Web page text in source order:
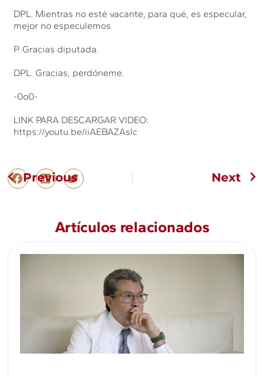
DPL. Mientras no esté vacante, para qué, es especular,
mejor no especulemos.
P. Gracias diputada.
DPL. Gracias, perdóneme.
-0o0-
LINK PARA DESCARGAR VIDEO:
https://youtu.be/iiAEBAZAsIc
Previous Next
Artículos relacionados